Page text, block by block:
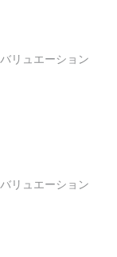
バリュエーション
バリュエーション